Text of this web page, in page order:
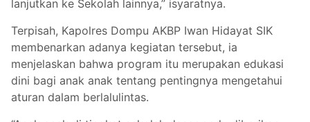
lanjutkan ke Sekolah lainnya,” isyaratnya.
Terpisah, Kapolres Dompu AKBP Iwan Hidayat SIK
membenarkan adanya kegiatan tersebut, ia
menjelaskan bahwa program itu merupakan edukasi
dini bagi anak anak tentang pentingnya mengetahui
aturan dalam berlalulintas.